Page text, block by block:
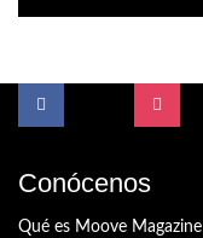
Conócenos
Qué es Moove Magazine